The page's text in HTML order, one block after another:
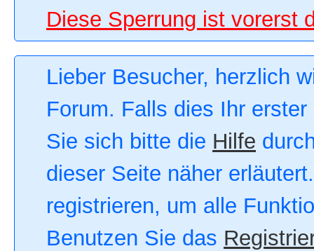
Diese Sperrung ist vorerst
Lieber Besucher, herzlich
Forum. Falls dies Ihr
Sie sich bitte die Hilfe
dieser Seite näher
registrieren, um alle
Benutzen Sie das